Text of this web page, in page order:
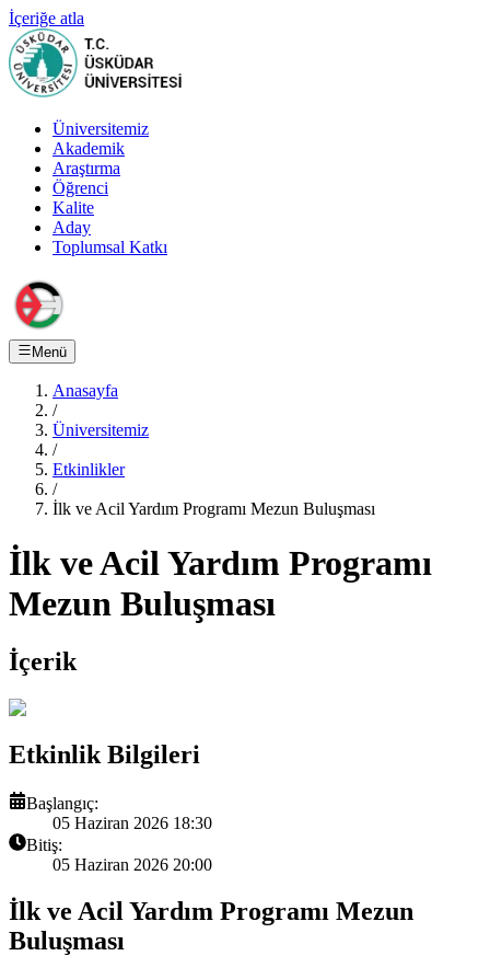
İçeriğe atla
Üniversitemiz
Akademik
Araştırma
Öğrenci
Kalite
Aday
Toplumsal Katkı
Menü
Anasayfa
/
Üniversitemiz
/
Etkinlikler
/
İlk ve Acil Yardım Programı Mezun Buluşması
İlk ve Acil Yardım Programı
Mezun Buluşması
İçerik
Etkinlik Bilgileri
Başlangıç:
05 Haziran 2026 18:30
Bitiş:
05 Haziran 2026 20:00
İlk ve Acil Yardım Programı Mezun
Buluşması